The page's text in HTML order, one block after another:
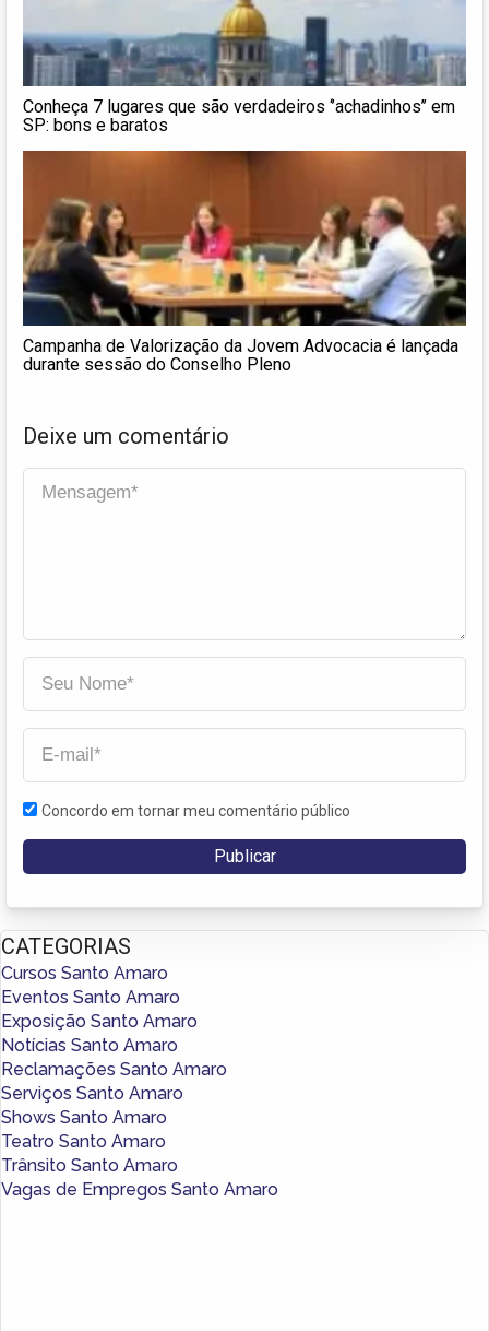
Conheça 7 lugares que são verdadeiros ‘’achadinhos’’ em
SP: bons e baratos
Campanha de Valorização da Jovem Advocacia é lançada
durante sessão do Conselho Pleno
Deixe um comentário
Concordo em tornar meu comentário público
CATEGORIAS
Cursos Santo Amaro
Eventos Santo Amaro
Exposição Santo Amaro
Notícias Santo Amaro
Reclamações Santo Amaro
Serviços Santo Amaro
Shows Santo Amaro
Teatro Santo Amaro
Trânsito Santo Amaro
Vagas de Empregos Santo Amaro